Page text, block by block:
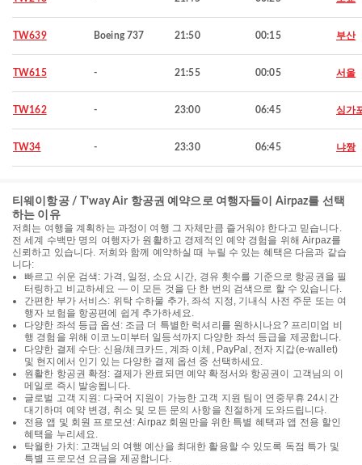
TW639 Boeing 737 21:50 00:15 부산
TW615 - 21:55 00:05 서울
TW162 - 23:00 06:45 싱가
TW34 - 23:30 06:45 냐짱
티웨이항공 / T'way Air 항공권 예약으로 여행자들이 Airpaz를 선택
하는 이유
저희는 여행을 계획하는 과정이 여행 그 자체만큼 즐거워야 한다고 믿습니다.
전 세계 수백만 명의 여행자가 원활하고 경제적인 예약 경험을 위해 Airpaz를
신뢰하고 있습니다. 저희와 함께 예약하실 때 누릴 수 있는 혜택은 다음과 같습
니다:
빠르고 쉬운 검색: 가격, 일정, 소요 시간, 경유 횟수를 기준으로 항공권을 필
터링하고 비교하세요 — 이 모든 것을 단 한 번의 검색으로 할 수 있습니다.
간편한 부가 서비스: 위탁 수하물 추가, 좌석 지정, 기내식 사전 주문 또는 여
행자 보험을 항공편에 쉽게 추가하세요.
다양한 좌석 등급 옵션: 조금 더 특별한 럭셔리를 원하시나요? 프리미엄 비
행 경험을 위해 이코노미부터 일등석까지 다양한 좌석 등급을 제공합니다.
다양한 결제 수단: 신용/체크카드, 계좌 이체, PayPal, 전자 지갑(e-wallet)
및 현지에서 인기 있는 다양한 결제 옵션 중 선택하세요.
원활한 항공권 확정: 결제가 완료되면 예약 확정서와 항공권이 고객님의 이
메일로 즉시 발송됩니다.
글로벌 고객 지원: 다국어 지원이 가능한 고객 지원 팀이 연중무휴 24시간
대기하며 예약 변경, 취소 및 모든 문의 사항을 친절하게 도와드립니다.
전용 앱 및 회원 프로모션: Airpaz 회원만을 위한 특별 혜택과 앱 전용 할인
혜택을 누리세요.
탁월한 가치: 고객님의 여행 예산을 최대한 활용할 수 있도록 독점 특가 및
특별 프로모션 요금을 제공합니다.